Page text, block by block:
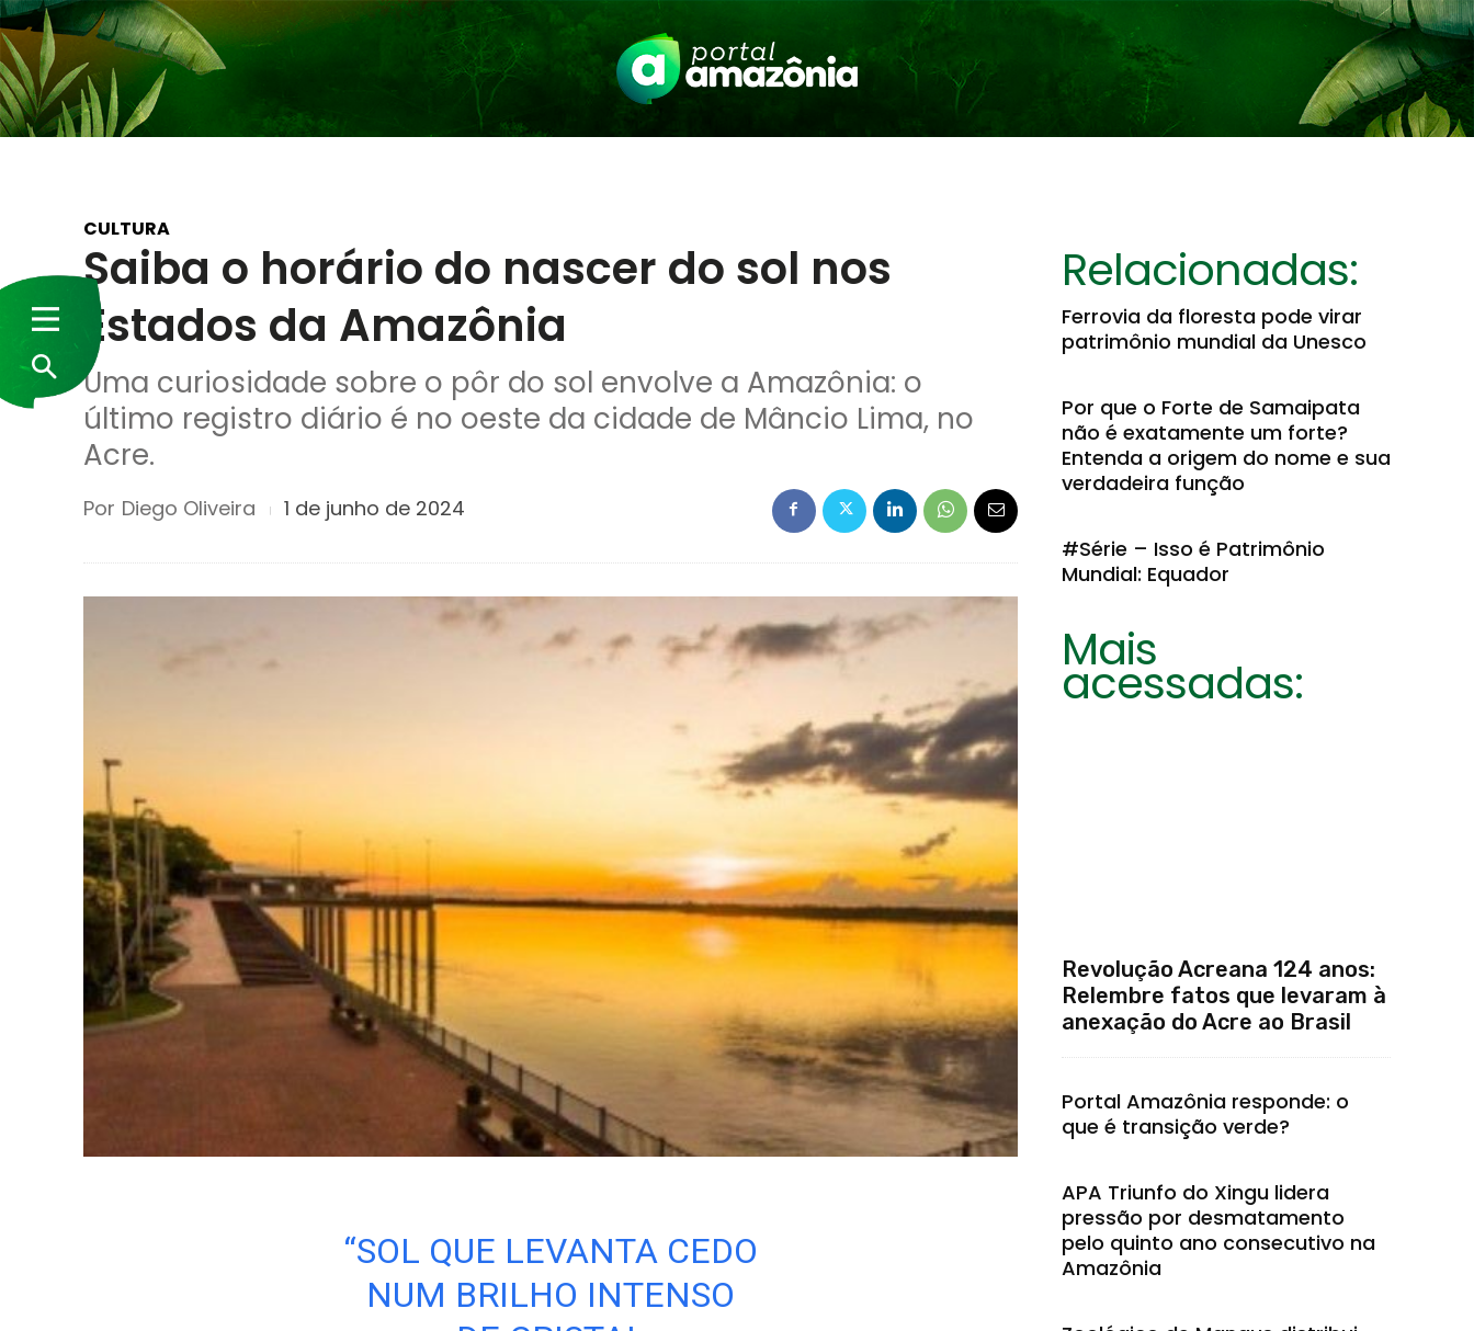
CULTURA
Saiba o horário do nascer do sol nos
Estados da Amazônia
Uma curiosidade sobre o pôr do sol envolve a Amazônia: o
último registro diário é no oeste da cidade de Mâncio Lima, no
Acre.
Por Diego Oliveira 1 de junho de 2024
“SOL QUE LEVANTA CEDO
NUM BRILHO INTENSO
Relacionadas:
Ferrovia da floresta pode virar
patrimônio mundial da Unesco
Por que o Forte de Samaipata
não é exatamente um forte?
Entenda a origem do nome e sua
verdadeira função
#Série – Isso é Patrimônio
Mundial: Equador
Mais
acessadas:
Revolução Acreana 124 anos:
Relembre fatos que levaram à
anexação do Acre ao Brasil
Portal Amazônia responde: o
que é transição verde?
APA Triunfo do Xingu lidera
pressão por desmatamento
pelo quinto ano consecutivo na
Amazônia